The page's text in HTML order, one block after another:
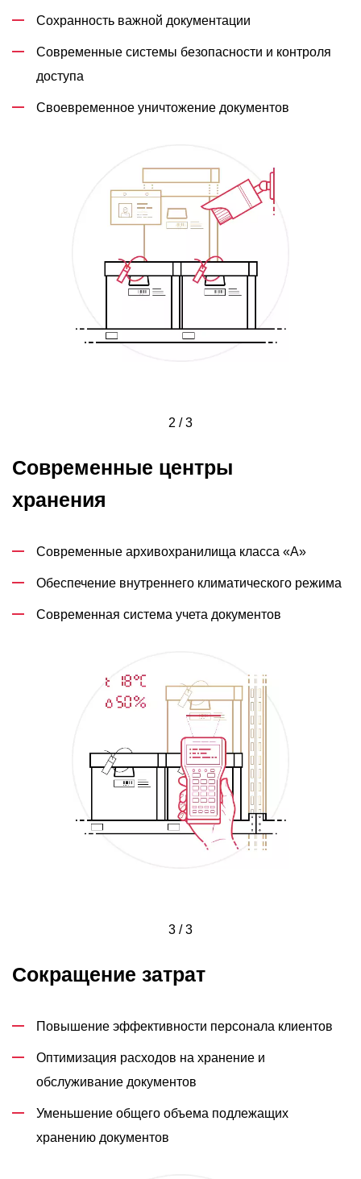
Сохранность важной документации
Современные системы безопасности и контроля
доступа
Своевременное уничтожение документов
2 / 3
Современные центры
хранения
Современные архивохранилища класса «А»
Обеспечение внутреннего климатического режима
Современная система учета документов
3 / 3
Сокращение затрат
Повышение эффективности персонала клиентов
Оптимизация расходов на хранение и
обслуживание документов
Уменьшение общего объема подлежащих
хранению документов